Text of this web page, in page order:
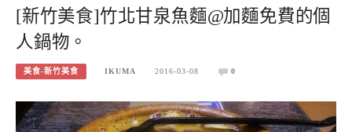
[新竹美食]竹北甘泉魚麵@加麵免費的個
人鍋物。
美食-新竹美食 IKUMA 2016-03-08 0